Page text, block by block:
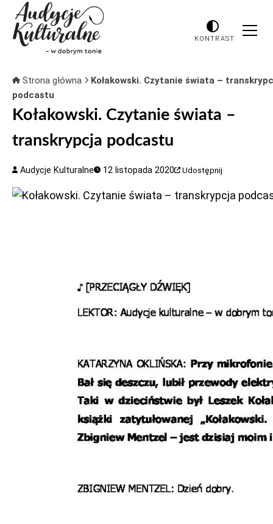
KONTRAST
Strona główna
Kołakowski. Czytanie świata –
podcastu
Kołakowski. Czytanie świata –
transkrypcja podcastu
Audycje Kulturalne 12 listopada 2020 Udostępnij